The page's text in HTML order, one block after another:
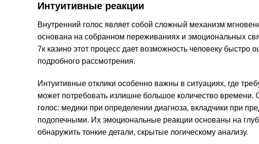
Интуитивные реакции
Внутренний голос являет собой сложный механизм
основана на собранном переживаниях и эмоциональных
7к казино этот процесс дает возможность человеку
подробного рассмотрения.
Интуитивные отклики особенно важны в ситуациях, где
может потребовать излишне большое количество
голос: медики при определении диагноза, вкладчики при
подопечными. Их эмоциональные реакции основаны на
обнаружить тонкие детали, скрытые логическому анализу.